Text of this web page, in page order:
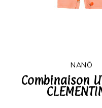
NANÖ
Combinaison